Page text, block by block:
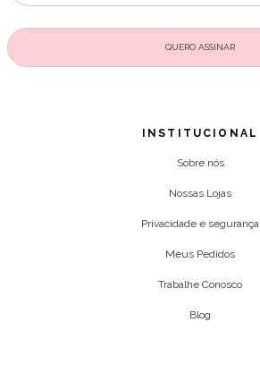
INSTITUCIONAL
Sobre nós
Nossas Lojas
Privacidade e segurança
Meus Pedidos
Trabalhe Conosco
Blog